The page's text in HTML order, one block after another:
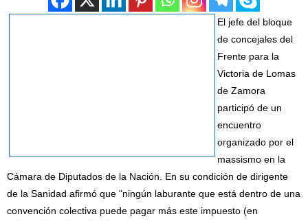
El jefe del bloque
de concejales del
Frente para la
Victoria de Lomas
de Zamora
participó de un
encuentro
organizado por el
massismo en la
Cámara de Diputados de la Nación. En su condición de dirigente
de la Sanidad afirmó que "ningún laburante que está dentro de una
convención colectiva puede pagar más este impuesto (en